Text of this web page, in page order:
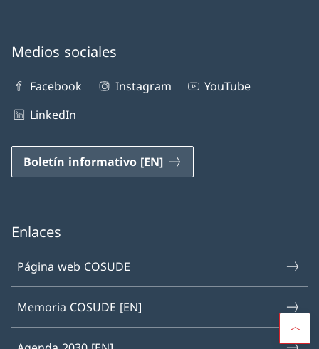
Medios sociales
Facebook Instagram
YouTube
LinkedIn
Boletín informativo [EN]
Enlaces
Página web COSUDE
Memoria COSUDE [EN]